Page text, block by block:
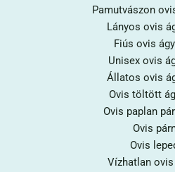
Pamutvászon
Lányos ovis
Fiús ovis
Unisex ovis
Állatos ovis
Ovis töltött
Ovis paplan
Ovis
Ovis
Vízhatlan